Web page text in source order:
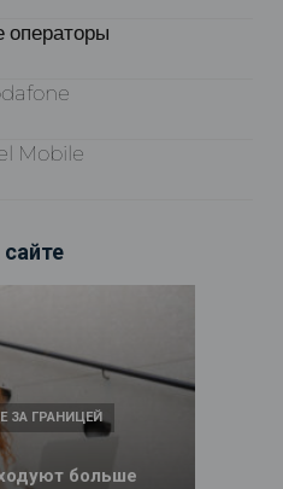
операторы
Mobile
больше
ЗА ГРАНИЦЕЙ